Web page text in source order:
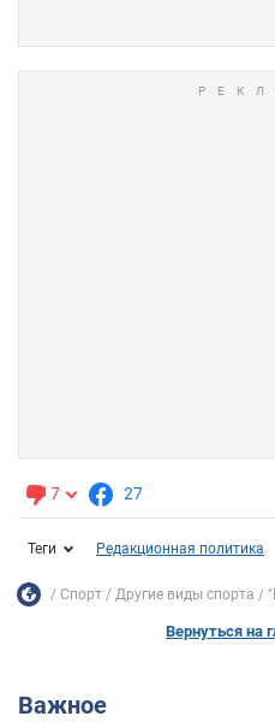
7 27
Теги Редакционная политика
Спорт Другие виды спорта
Вернуться на
Важное